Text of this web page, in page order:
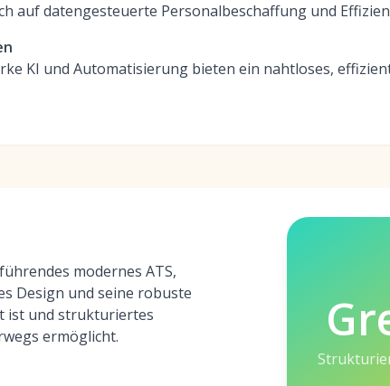
auf datengesteuerte Personalbeschaffung und
KI und Automatisierung bieten ein nahtloses,
modernes ATS,
Design und seine robuste
ist und strukturiertes
ermöglicht.